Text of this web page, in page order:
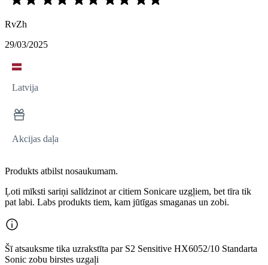
RvZh
29/03/2025
Latvija
Akcijas daļa
Produkts atbilst nosaukumam.
Ļoti mīksti sariņi salīdzinot ar citiem Sonicare uzgļiem, bet tīra tik
pat labi. Labs produkts tiem, kam jūtīgas smaganas un zobi.
Šī atsauksme tika uzrakstīta par S2 Sensitive HX6052/10 Standarta
Sonic zobu birstes uzgaļi